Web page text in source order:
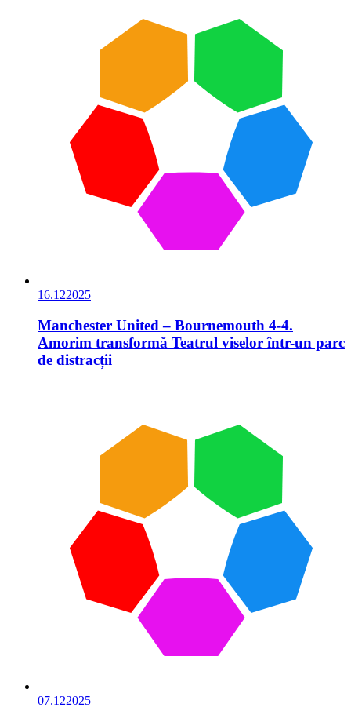
16.122025
Manchester United – Bournemouth 4-4.
Amorim transformă Teatrul viselor într-un parc
de distracții
07.122025